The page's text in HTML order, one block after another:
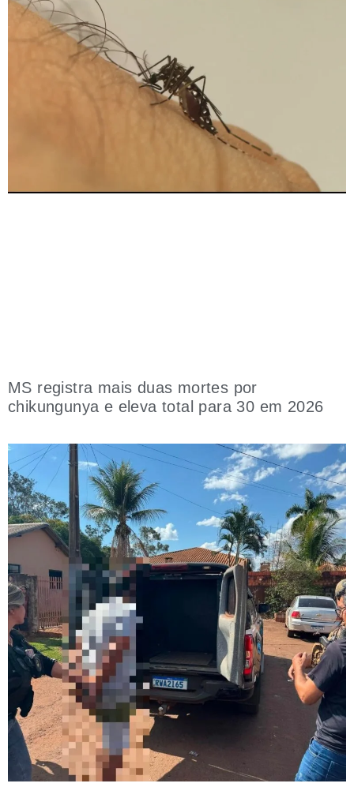
MS registra mais duas mortes por
chikungunya e eleva total para 30 em 2026